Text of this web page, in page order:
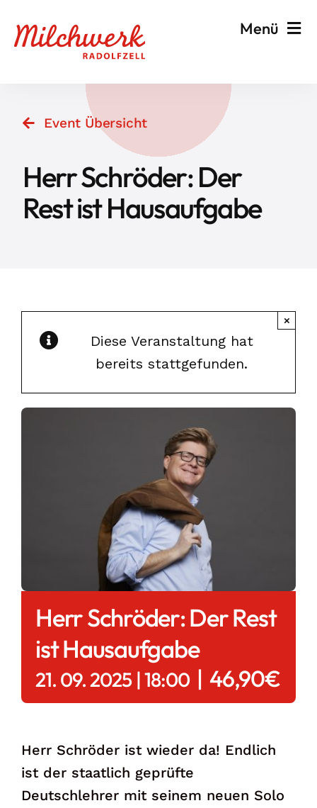
Inhalt
Menü
Veranstalten & Planen
Besuchen & Informieren
Events
Event Übersicht
Herr Schröder: Der
Rest ist Hausaufgabe
Diese Veranstaltung hat
bereits stattgefunden.
×
Herr Schröder: Der Rest
ist Hausaufgabe
21. 09. 2025 | 18:00 | 46,90€
Herr Schröder ist wieder da! Endlich
ist der staatlich geprüfte
Deutschlehrer mit seinem neuen Solo